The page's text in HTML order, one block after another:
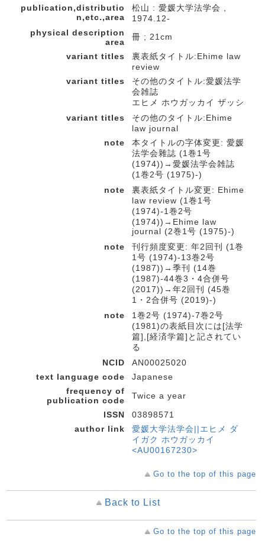
publication,distributio
n,etc.,area
松山 : 愛媛大学法学会 ,
1974.12-
physical description
area
冊 ; 21cm
variant titles
裏表紙タイトル:Ehime law
review
variant titles
その他のタイトル:愛媛法学
会雑誌
エヒメ ホウガッカイ ザッシ
variant titles
その他のタイトル:Ehime
law journal
note
本タイトルの字体変更: 愛媛
法学会雜誌 (1巻1号
(1974))→愛媛法学会雑誌
(1巻2号 (1975)-)
note
裏表紙タイトル変更: Ehime
law review (1巻1号
(1974)-1巻2号
(1974))→Ehime law
journal (2巻1号 (1975)-)
note
刊行頻度変更: 年2回刊 (1巻
1号 (1974)-13巻2号
(1987))→季刊 (14巻
(1987)-44巻3・4合併号
(2017))→年2回刊 (45巻
1・2合併号 (2019)-)
note
1巻2号 (1974)-7巻2号
(1981)の表紙目次には[法学
篇],[経済学篇]と記されてい
る
NCID
AN00025020
text language code
Japanese
frequency of
publication code
Twice a year
ISSN
03898571
author link
愛媛大学法学会||エヒメ ダ
イガク ホウガッカイ
<AU00167230>
Go to the top of this page
Back to List
Go to the top of this page